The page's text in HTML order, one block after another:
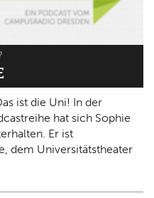
ist die Uni! In der
hat sich Sophie
Er ist
dem Universitätstheater